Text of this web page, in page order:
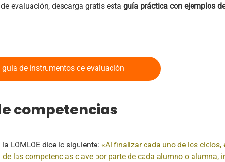
evaluación, descarga gratis esta guía práctica con ejemplos
guía de instrumentos de evaluación
competencias
LOMLOE dice lo siguiente: «Al finalizar cada uno de los ciclos,
las competencias clave por parte de cada alumno o alumna,